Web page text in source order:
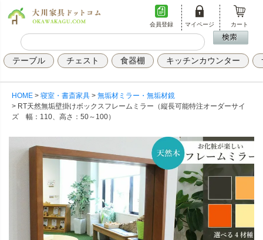
会員登録 マイページ カート
テーブル チェスト 食器棚 キッチンカウンター
HOME 寝室・書斎家具
無垢材ミラー・無垢材鏡
RT天然無垢壁掛けボックスフレームミラー（縦長可能特注オーダーサイ
ズ 幅：110、高さ：50～100）